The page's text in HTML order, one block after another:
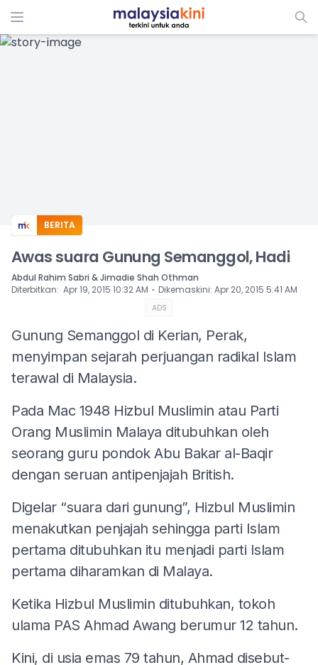
ADS
BERITA
Awas suara Gunung Semanggol, Hadi
Abdul Rahim Sabri & Jimadie Shah Othman
Diterbitkan: Apr 19, 2015 10:32 AM ⋅ Dikemaskini: Apr 20, 2015 5:41 AM
ADS
Gunung Semanggol di Kerian, Perak,
menyimpan sejarah perjuangan radikal Islam
terawal di Malaysia.
Pada Mac 1948 Hizbul Muslimin atau Parti
Orang Muslimin Malaya ditubuhkan oleh
seorang guru pondok Abu Bakar al-Baqir
dengan seruan antipenjajah British.
Digelar “suara dari gunung”, Hizbul Muslimin
menakutkan penjajah sehingga parti Islam
pertama ditubuhkan itu menjadi parti Islam
pertama diharamkan di Malaya.
Ketika Hizbul Muslimin ditubuhkan, tokoh
ulama PAS Ahmad Awang berumur 12 tahun.
Kini, di usia emas 79 tahun, Ahmad disebut-